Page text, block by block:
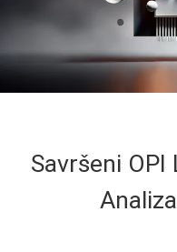
Savršeni OPI